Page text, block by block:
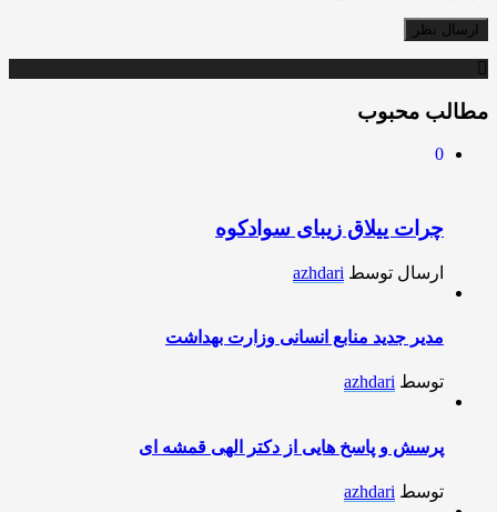
مطالب محبوب
0
چرات ییلاق زیبای سوادکوه
ارسال توسط azhdari
مدیر جدید منابع انسانی وزارت بهداشت
توسط azhdari
پرسش و پاسخ هایی از دکتر الهی قمشه ای
توسط azhdari